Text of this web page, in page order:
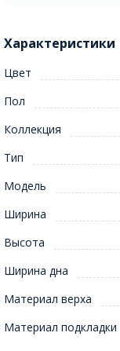
Характеристики
Цвет
Пол
Коллекция
Тип
Модель
Ширина
Высота
Ширина дна
Материал верха
Материал подкладки